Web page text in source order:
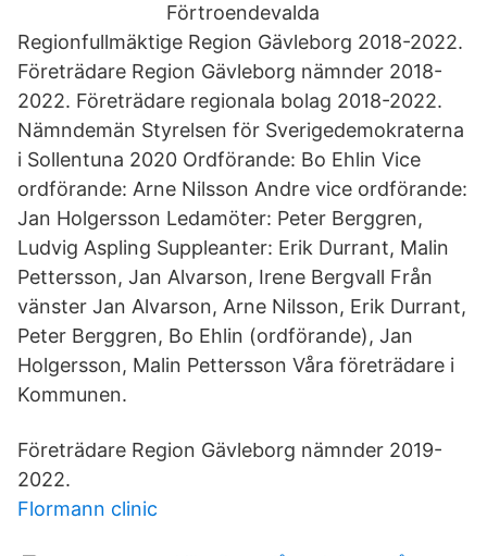
Förtroendevalda
Regionfullmäktige Region Gävleborg 2018-2022.
Företrädare Region Gävleborg nämnder 2018-
2022. Företrädare regionala bolag 2018-2022.
Nämndemän Styrelsen för Sverigedemokraterna
i Sollentuna 2020 Ordförande: Bo Ehlin Vice
ordförande: Arne Nilsson Andre vice ordförande:
Jan Holgersson Ledamöter: Peter Berggren,
Ludvig Aspling Suppleanter: Erik Durrant, Malin
Pettersson, Jan Alvarson, Irene Bergvall Från
vänster Jan Alvarson, Arne Nilsson, Erik Durrant,
Peter Berggren, Bo Ehlin (ordförande), Jan
Holgersson, Malin Pettersson Våra företrädare i
Kommunen.
Företrädare Region Gävleborg nämnder 2019-
2022.
Flormann clinic